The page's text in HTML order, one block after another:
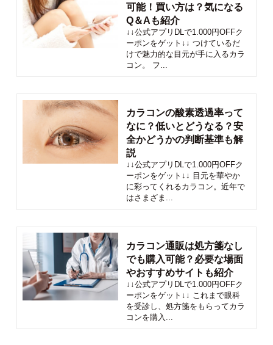
可能！買い方は？気になる
Q＆Aも紹介
↓↓公式アプリDLで1.000円OFFク
ーポンをゲット↓↓ つけているだ
けで魅力的な目元が手に入るカラ
コン。 フ...
カラコンの酸素透過率って
なに？低いとどうなる？安
全かどうかの判断基準も解
説
↓↓公式アプリDLで1.000円OFFク
ーポンをゲット↓↓ 目元を華やか
に彩ってくれるカラコン。近年で
はさまざま...
カラコン通販は処方箋なし
でも購入可能？必要な場面
やおすすめサイトも紹介
↓↓公式アプリDLで1.000円OFFク
ーポンをゲット↓↓ これまで眼科
を受診し、処方箋をもらってカラ
コンを購入...